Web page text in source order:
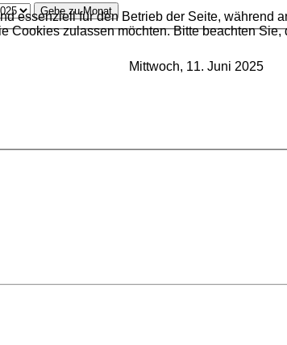
Gehe zu Monat
Mittwoch, 11. Juni 2025
essenziell für den Betrieb der Seite, während
Cookies zulassen möchten. Bitte beachten